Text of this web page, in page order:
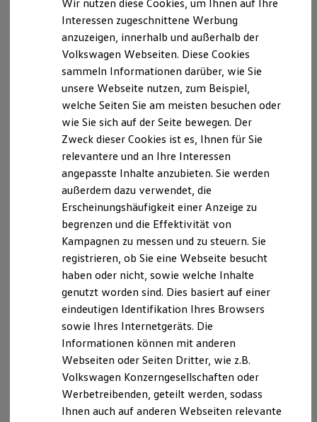
VW Connect für Ihren Transporter/Caravelle
VW Connect für Ihren Amarok
VW Connect für andere Modelle
Connect Pro
Fleet Interface Data
Multistop Pathfinder
Übersicht Software Updates
Hilfreiches für Besitzer
Fahrerassistenz- und Sicherheitssysteme
Kontrollleuchten
Kurzfahrprofile und Ölverdünnung
XTL-Dieselkraftstoff
Ersatzteile und Betriebsflüssigkeiten
Original Zubehör und Lifestyle Produkte
myVolkswagen
myVolkswagen Business
Elektrisch & Autonom
Elektro - & Hybridfahrzeuge
Unser Ansatz
Klimafreundlicher Strom
Reichweite & Ladelösungen
Reichweitensimulator
Ladezeitensimulator
Ladelösungen für Privatkunden
Ladelösungen für Gewerbekunden
Wallbox und Ladekabel
Förderung & Kosten der Elektrofahrzeuge
Fördermöglichkeiten für Privatkunden
Fördermöglichkeiten für Gewerbekunden
Mathias Grossmann
Horst Hoffmann
Michael Krasser
Alexander Pflaum, Dipl.-Kfm.
Handelsregister
Amtsgericht Bayreuth Nr.: 3346
Versicherungsvermittlerregister (
www.vermittlerregister.info)Register-Nr
. D-99QB-
HIUYN-48
UST-ID NummerDE813 08 3396
Erlaubnisbefreiung nach §34d Abs. 3 GewO
(Versicherungsvertreter).
Erteilt durch die IHK für München und Oberbayern,
Max-Joseph-Straße 2, 80333 München
www.muenchen.ihk.de
Hinweis gemäß § 36
Verbraucherstreitbeilegungsgesetz (VSBG)
Die Motor-Nützel Vertriebs-GmbH wird nicht an
einem Streitbeilegungsverfahren vor einer
Verbraucherschlichtungsstelle im Sinne des VSBG
Wir nutzen diese Cookies, um Ihnen auf Ihre
Interessen zugeschnittene Werbung
anzuzeigen, innerhalb und außerhalb der
Volkswagen Webseiten. Diese Cookies
sammeln Informationen darüber, wie Sie
unsere Webseite nutzen, zum Beispiel,
welche Seiten Sie am meisten besuchen oder
wie Sie sich auf der Seite bewegen. Der
Zweck dieser Cookies ist es, Ihnen für Sie
relevantere und an Ihre Interessen
angepasste Inhalte anzubieten. Sie werden
außerdem dazu verwendet, die
Erscheinungshäufigkeit einer Anzeige zu
begrenzen und die Effektivität von
Kampagnen zu messen und zu steuern. Sie
registrieren, ob Sie eine Webseite besucht
haben oder nicht, sowie welche Inhalte
genutzt worden sind. Dies basiert auf einer
eindeutigen Identifikation Ihres Browsers
sowie Ihres Internetgeräts. Die
Informationen können mit anderen
Webseiten oder Seiten Dritter, wie z.B.
Volkswagen Konzerngesellschaften oder
Werbetreibenden, geteilt werden, sodass
Ihnen auch auf anderen Webseiten relevante